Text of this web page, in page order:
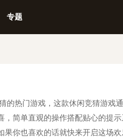
专题
的热门游戏，这款休闲竞猜游戏
简单直观的操作搭配贴心的提
你也喜欢的话就快来开启这场